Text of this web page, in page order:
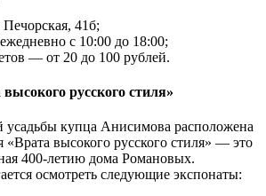
41б;
с 10:00 до 18:00;
— от 20 до 100 рублей.
русского стиля»
усадьбы купца Анисимова расположена
«Врата высокого русского стиля» — это
400-летию дома Романовых.
осмотреть следующие экспонаты: